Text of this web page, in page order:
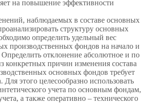
на повышение эффективности
наблюдаемых в составе основных
структуру основных
определить удельный вес
производственных фондов на начало и
отклонение абсолютное и по
конкретных причин изменения состава
основных фондов требует
Для этого целесообразно использовать
учета по основным фондам,
а также оперативно – технического